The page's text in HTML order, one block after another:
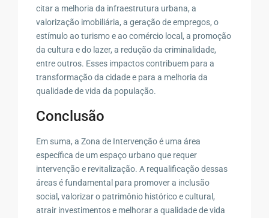
citar a melhoria da infraestrutura urbana, a
valorização imobiliária, a geração de empregos, o
estímulo ao turismo e ao comércio local, a promoção
da cultura e do lazer, a redução da criminalidade,
entre outros. Esses impactos contribuem para a
transformação da cidade e para a melhoria da
qualidade de vida da população.
Conclusão
Em suma, a Zona de Intervenção é uma área
específica de um espaço urbano que requer
intervenção e revitalização. A requalificação dessas
áreas é fundamental para promover a inclusão
social, valorizar o patrimônio histórico e cultural,
atrair investimentos e melhorar a qualidade de vida